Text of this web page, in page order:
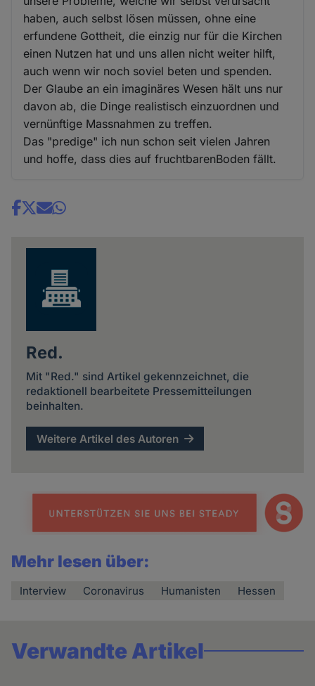
haben, auch selbst lösen müssen, ohne eine
erfundene Gottheit, die einzig nur für die Kirchen
einen Nutzen hat und uns allen nicht weiter hilft,
auch wenn wir noch soviel beten und spenden.
Der Glaube an ein imaginäres Wesen hält uns nur
davon ab, die Dinge realistisch einzuordnen und
vernünftige Massnahmen zu treffen.
Das "predige" ich nun schon seit vielen Jahren
und hoffe, dass dies auf fruchtbarenBoden fällt.
Share
Red.
Mit "Red." sind Artikel gekennzeichnet, die
redaktionell bearbeitete Pressemitteilungen
beinhalten.
Weitere Artikel des Autoren
Mehr lesen über:
Interview Coronavirus Humanisten Hessen
Verwandte Artikel